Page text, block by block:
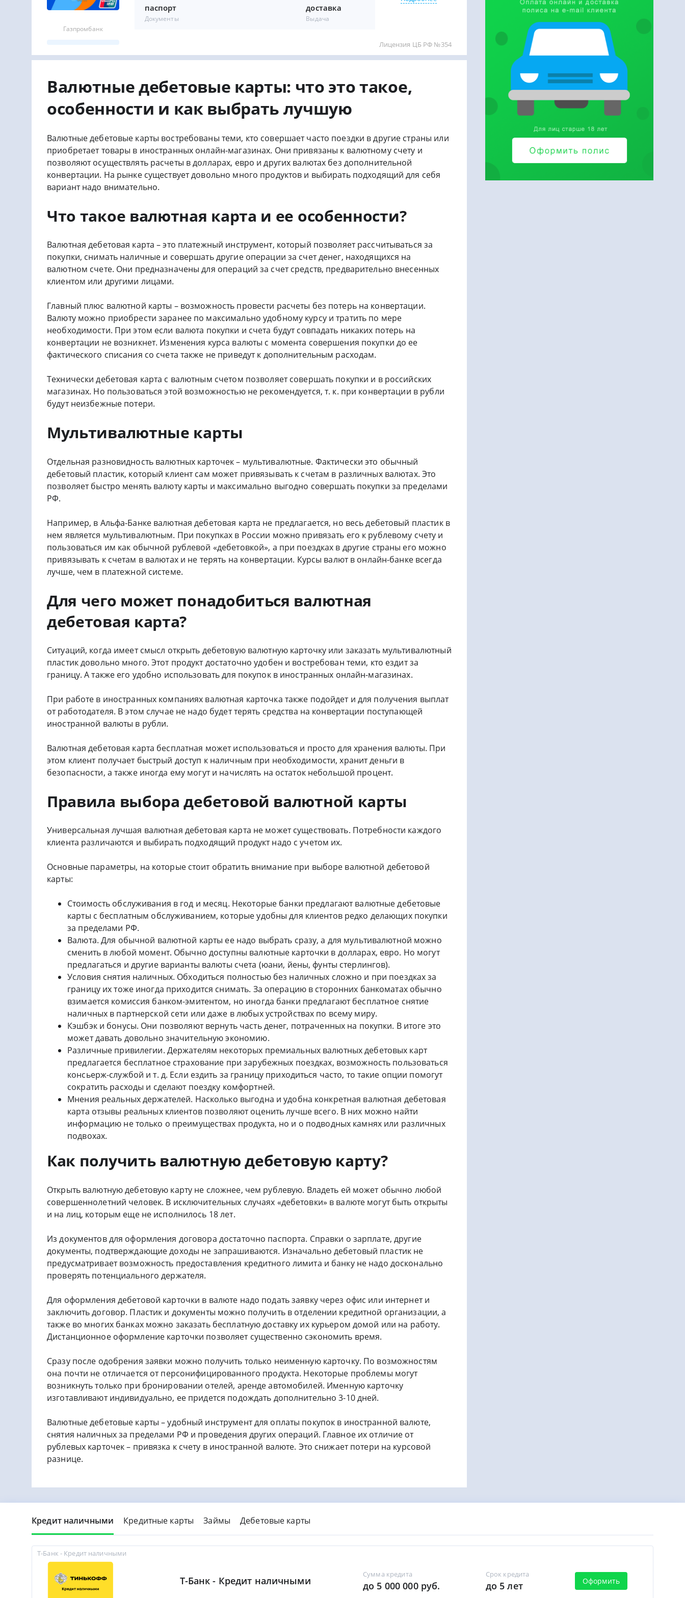
Газпромбанк
паспорт
Документы
доставка
Выдача
Лицензия ЦБ РФ №354
Валютные дебетовые карты: что это такое,
особенности и как выбрать лучшую
Валютные дебетовые карты востребованы теми, кто совершает часто поездки в другие страны или
приобретает товары в иностранных онлайн-магазинах. Они привязаны к валютному счету и
позволяют осуществлять расчеты в долларах, евро и других валютах без дополнительной
конвертации. На рынке существует довольно много продуктов и выбирать подходящий для себя
вариант надо внимательно.
Что такое валютная карта и ее особенности?
Валютная дебетовая карта – это платежный инструмент, который позволяет рассчитываться за
покупки, снимать наличные и совершать другие операции за счет денег, находящихся на
валютном счете. Они предназначены для операций за счет средств, предварительно внесенных
клиентом или другими лицами.
Главный плюс валютной карты – возможность провести расчеты без потерь на конвертации.
Валюту можно приобрести заранее по максимально удобному курсу и тратить по мере
необходимости. При этом если валюта покупки и счета будут совпадать никаких потерь на
конвертации не возникнет. Изменения курса валюты с момента совершения покупки до ее
фактического списания со счета также не приведут к дополнительным расходам.
Технически дебетовая карта с валютным счетом позволяет совершать покупки и в российских
магазинах. Но пользоваться этой возможностью не рекомендуется, т. к. при конвертации в рубли
будут неизбежные потери.
Мультивалютные карты
Отдельная разновидность валютных карточек – мультивалютные. Фактически это обычный
дебетовый пластик, который клиент сам может привязывать к счетам в различных валютах. Это
позволяет быстро менять валюту карты и максимально выгодно совершать покупки за пределами
РФ.
Например, в Альфа-Банке валютная дебетовая карта не предлагается, но весь дебетовый пластик в
нем является мультивалютным. При покупках в России можно привязать его к рублевому счету и
пользоваться им как обычной рублевой «дебетовкой», а при поездках в другие страны его можно
привязывать к счетам в валютах и не терять на конвертации. Курсы валют в онлайн-банке всегда
лучше, чем в платежной системе.
Для чего может понадобиться валютная
дебетовая карта?
Ситуаций, когда имеет смысл открыть дебетовую валютную карточку или заказать мультивалютный
пластик довольно много. Этот продукт достаточно удобен и востребован теми, кто ездит за
границу. А также его удобно использовать для покупок в иностранных онлайн-магазинах.
При работе в иностранных компаниях валютная карточка также подойдет и для получения выплат
от работодателя. В этом случае не надо будет терять средства на конвертации поступающей
иностранной валюты в рубли.
Валютная дебетовая карта бесплатная может использоваться и просто для хранения валюты. При
этом клиент получает быстрый доступ к наличным при необходимости, хранит деньги в
безопасности, а также иногда ему могут и начислять на остаток небольшой процент.
Правила выбора дебетовой валютной карты
Универсальная лучшая валютная дебетовая карта не может существовать. Потребности каждого
клиента различаются и выбирать подходящий продукт надо с учетом их.
Основные параметры, на которые стоит обратить внимание при выборе валютной дебетовой
карты:
Стоимость обслуживания в год и месяц. Некоторые банки предлагают валютные дебетовые
карты с бесплатным обслуживанием, которые удобны для клиентов редко делающих покупки
за пределами РФ.
Валюта. Для обычной валютной карты ее надо выбрать сразу, а для мультивалютной можно
сменить в любой момент. Обычно доступны валютные карточки в долларах, евро. Но могут
предлагаться и другие варианты валюты счета (юани, йены, фунты стерлингов).
Условия снятия наличных. Обходиться полностью без наличных сложно и при поездках за
границу их тоже иногда приходится снимать. За операцию в сторонних банкоматах обычно
взимается комиссия банком-эмитентом, но иногда банки предлагают бесплатное снятие
наличных в партнерской сети или даже в любых устройствах по всему миру.
Кэшбэк и бонусы. Они позволяют вернуть часть денег, потраченных на покупки. В итоге это
может давать довольно значительную экономию.
Различные привилегии. Держателям некоторых премиальных валютных дебетовых карт
предлагается бесплатное страхование при зарубежных поездках, возможность пользоваться
консьерж-службой и т. д. Если ездить за границу приходиться часто, то такие опции помогут
сократить расходы и сделают поездку комфортней.
Мнения реальных держателей. Насколько выгодна и удобна конкретная валютная дебетовая
карта отзывы реальных клиентов позволяют оценить лучше всего. В них можно найти
информацию не только о преимуществах продукта, но и о подводных камнях или различных
подвохах.
Как получить валютную дебетовую карту?
Открыть валютную дебетовую карту не сложнее, чем рублевую. Владеть ей может обычно любой
совершеннолетний человек. В исключительных случаях «дебетовки» в валюте могут быть открыты
и на лиц, которым еще не исполнилось 18 лет.
Из документов для оформления договора достаточно паспорта. Справки о зарплате, другие
документы, подтверждающие доходы не запрашиваются. Изначально дебетовый пластик не
предусматривает возможность предоставления кредитного лимита и банку не надо досконально
проверять потенциального держателя.
Для оформления дебетовой карточки в валюте надо подать заявку через офис или интернет и
заключить договор. Пластик и документы можно получить в отделении кредитной организации, а
также во многих банках можно заказать бесплатную доставку их курьером домой или на работу.
Дистанционное оформление карточки позволяет существенно сэкономить время.
Сразу после одобрения заявки можно получить только неименную карточку. По возможностям
она почти не отличается от персонифицированного продукта. Некоторые проблемы могут
возникнуть только при бронировании отелей, аренде автомобилей. Именную карточку
изготавливают индивидуально, ее придется подождать дополнительно 3-10 дней.
Валютные дебетовые карты – удобный инструмент для оплаты покупок в иностранной валюте,
снятия наличных за пределами РФ и проведения других операций. Главное их отличие от
рублевых карточек – привязка к счету в иностранной валюте. Это снижает потери на курсовой
разнице.
Кредит наличными Кредитные карты Займы Дебетовые карты
Т-Банк - Кредит наличными
Т-Банк - Кредит наличными
Сумма кредита
до 5 000 000 руб.
Срок кредита
до 5 лет Оформить